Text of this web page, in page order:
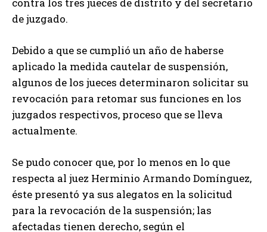
de juzgado.
Debido a que se cumplió un año de haberse
aplicado la medida cautelar de suspensión,
algunos de los jueces determinaron solicitar su
revocación para retomar sus funciones en los
juzgados respectivos, proceso que se lleva
actualmente.
Se pudo conocer que, por lo menos en lo que
respecta al juez Herminio Armando Domínguez,
éste presentó ya sus alegatos en la solicitud
para la revocación de la suspensión; las
afectadas tienen derecho, según el